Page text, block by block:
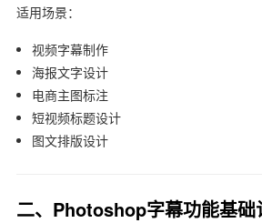
适用场景：
视频字幕制作
海报文字设计
电商主图标注
短视频标题设计
图文排版设计
二、Photoshop字幕功能基础